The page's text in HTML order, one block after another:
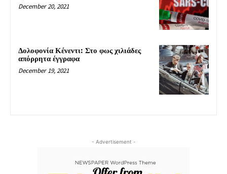
December 20, 2021
Δολοφονία Κένεντι: Στο φως χιλιάδες
απόρρητα έγγραφα
December 19, 2021
- Advertisement -